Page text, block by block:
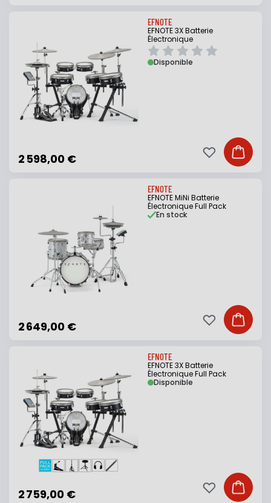
EFNOTE
EFNOTE 3X Batterie
Électronique
2 598,00 €
Disponible
Ajouter
Ajouter à ma
EFNOTE
EFNOTE MiNi Batterie
Électronique Full Pack
2 649,00 €
En stock
Ajouter
Ajouter à ma
EFNOTE
EFNOTE 3X Batterie
Électronique Full Pack
2 759,00 €
Disponible
Ajouter
Ajouter à ma